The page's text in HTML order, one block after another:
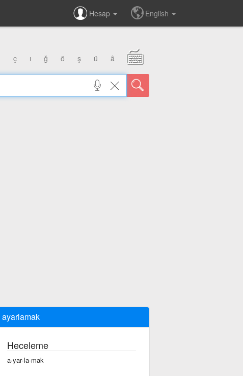
Hesap English
ç ı ğ ö ş ü â
ayarlamak
Heceleme
a·yar·la·mak